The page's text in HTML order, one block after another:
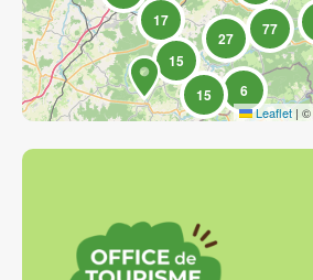
6
15
15
17
27 77
Leaflet | ©